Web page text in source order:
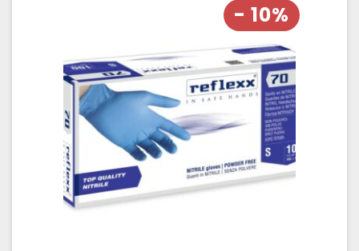
- 10%